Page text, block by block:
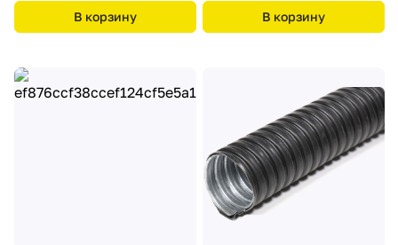
В корзину В корзину